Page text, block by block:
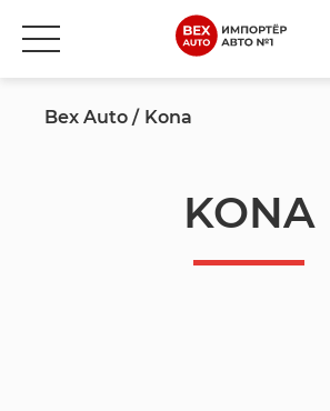
Bex Auto Kona
KONA